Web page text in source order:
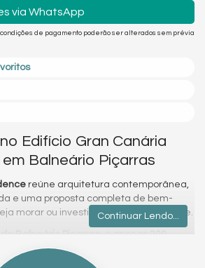
via WhatsApp
de pagamento poderão ser alterados sem prévia
Edifício Gran Canária
Balneário Piçarras
reúne arquitetura contemporânea,
e uma proposta completa de bem-
morar ou investir no litoral catarinense.
de Balneário Piçarras, a apenas 200
praticidade, conforto e acesso fácil às
da cidade.
Continuar Lendo...